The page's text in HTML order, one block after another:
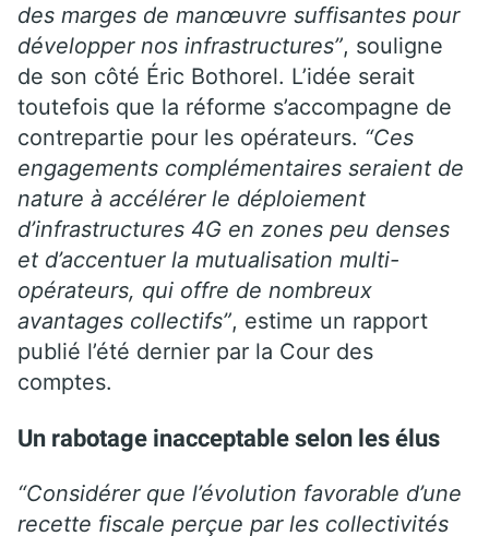
des marges de manœuvre suffisantes pour
développer nos infrastructures”, souligne
de son côté Éric Bothorel. L’idée serait
toutefois que la réforme s’accompagne de
contrepartie pour les opérateurs. “Ces
engagements complémentaires seraient de
nature à accélérer le déploiement
d’infrastructures 4G en zones peu denses
et d’accentuer la mutualisation multi-
opérateurs, qui offre de nombreux
avantages collectifs”, estime un rapport
publié l’été dernier par la Cour des
comptes.
Un rabotage inacceptable selon les élus
“Considérer que l’évolution favorable d’une
recette fiscale perçue par les collectivités